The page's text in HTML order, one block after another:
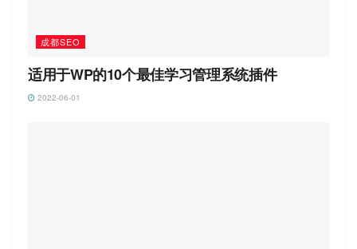
成都SEO
适用于WP的10个最佳学习管理系统插件
2022-06-01